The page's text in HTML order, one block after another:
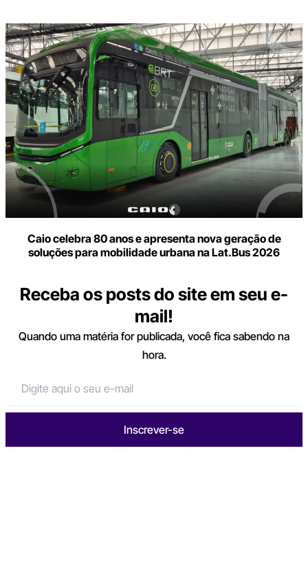
Caio celebra 80 anos e apresenta nova geração de
soluções para mobilidade urbana na Lat.Bus 2026
Receba os posts do site em seu e-
mail!
Quando uma matéria for publicada, você fica sabendo na
hora.
Inscrever-se